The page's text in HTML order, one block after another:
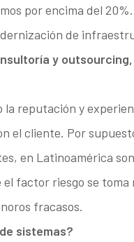
por encima del
de
y
la reputación y
el cliente. Por
en Latinoamérica
factor riesgo se
fracasos.
sistemas?